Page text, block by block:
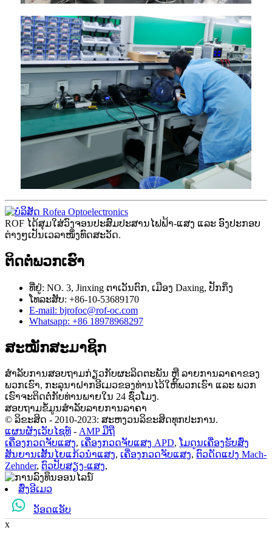
ROF ໄດ້ສຸມໃສ່ວົງຈອນປະສົມປະສານໄຟຟ້າ-ແສງ ແລະ ອົງປະກອບ
ຕ່າງໆເປັນເວລາໜຶ່ງທົດສະວັດ.
ຕິດຕໍ່ພວກເຮົາ
ທີ່ຢູ່: NO. 3, Jinxing ຕາ​ເວັນ​ຕົກ​, ເມືອງ Daxing​, ປັກ​ກິ່ງ​
ໂທລະສັບ: +86-10-53689170
E-mail: bjrofoc@rof-oc.com
Whatsapp: +86 18978968297
ສະໝັກສະມາຊິກ
ສຳລັບການສອບຖາມກ່ຽວກັບຜະລິດຕະພັນ ຫຼື ລາຍການລາຄາຂອງ
ພວກເຮົາ, ກະລຸນາຝາກອີເມວຂອງທ່ານໄວ້ໃຫ້ພວກເຮົາ ແລະ ພວກ
ເຮົາຈະຕິດຕໍ່ກັບທ່ານພາຍໃນ 24 ຊົ່ວໂມງ.
ສອບຖາມຂໍ້ມູນສຳລັບລາຍການລາຄາ
© ລິຂະສິດ - 2010-2023: ສະຫງວນລິຂະສິດທຸກປະການ.
ແຜນຜັງເວັບໄຊທ໌ - AMP ມືຖື
ເຄື່ອງກວດຈັບແສງ, ເຄື່ອງກວດຈັບແສງ APD, ໂມດູນເຄື່ອງຮັບສົ່ງ
ສັນຍານເສັ້ນໄຍແກ້ວນຳແສງ, ເຄື່ອງກວດຈັບແສງ, ຕົວດັດແປງ Mach-
Zehnder, ຕົວປັບສຽງ-ແສງ,
ສົ່ງອີເມວ
ວັອດແອັບ
x